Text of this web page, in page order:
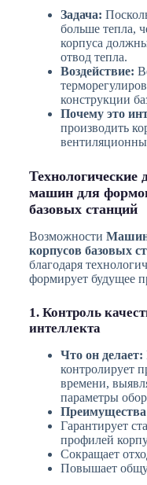
Задача:
больше тепла,
корпуса
отвод тепла.
Воздействие:
конструкции
Почему это
производить
Технологические
машин для
базовых станций
Возможности
корпусов базовых
благодаря
формирует будущее
1. Контроль
интеллекта
Что он делает:
контролирует
времени,
параметры
Гарантирует
профилей
Сокращает
Повышает